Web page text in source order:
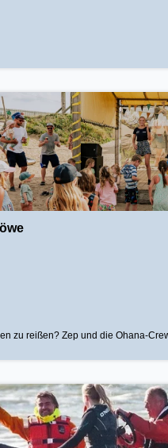
zu reißen? Zep und die Ohana-